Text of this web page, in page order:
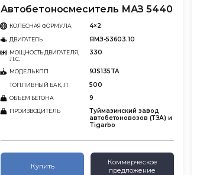
Автобетоносмеситель МАЗ 5440
КОЛЕСНАЯ ФОРМУЛА 4×2
ДВИГАТЕЛЬ ЯМЗ-53603.10
МОЩНОСТЬ ДВИГАТЕЛЯ,
Л.С.
330
МОДЕЛЬ КПП 9JS135TA
ТОПЛИВНЫЙ БАК, Л 500
ОБЪЕМ БЕТОНА 9
ПРОИЗВОДИТЕЛЬ
Туймазинский завод
автобетоновозов (ТЗА) и
Tigarbo
Купить
Коммерческое
предложение